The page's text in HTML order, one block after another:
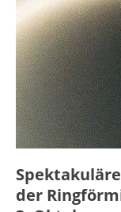
der